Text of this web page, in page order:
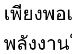
เพียงพ
พลังงา